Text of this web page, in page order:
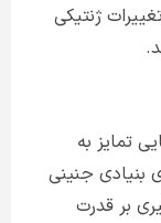
ژنتیکی
.
تمایز به
بنیادی جنینی
بر قدرت